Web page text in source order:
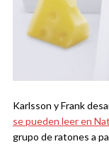
Karlsson y Frank
se pueden leer en
grupo de ratones a